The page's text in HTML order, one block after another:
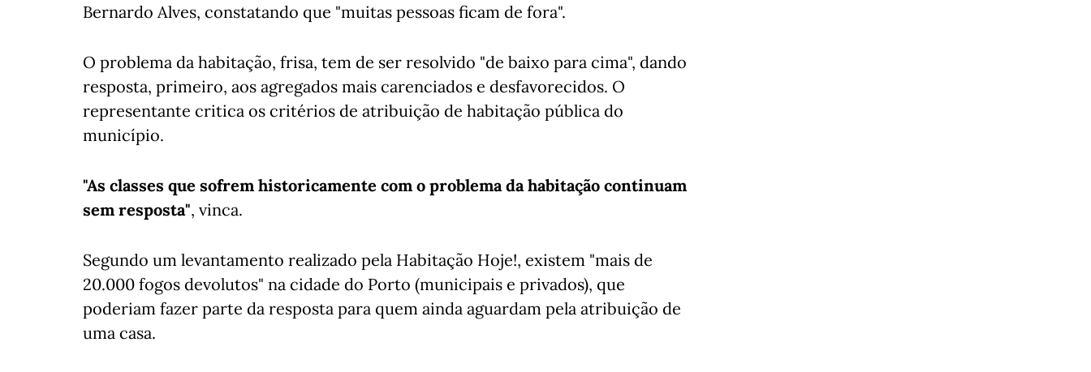
Bernardo Alves, constatando que "muitas pessoas ficam de fora".
O problema da habitação, frisa, tem de ser resolvido "de baixo para cima", dando
resposta, primeiro, aos agregados mais carenciados e desfavorecidos. O
representante critica os critérios de atribuição de habitação pública do
município.
"As classes que sofrem historicamente com o problema da habitação continuam
sem resposta", vinca.
Segundo um levantamento realizado pela Habitação Hoje!, existem "mais de
20.000 fogos devolutos" na cidade do Porto (municipais e privados), que
poderiam fazer parte da resposta para quem ainda aguardam pela atribuição de
uma casa.